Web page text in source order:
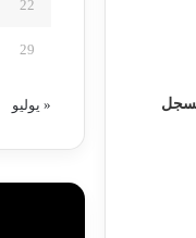
اليوم.. عيار 21 يسجل
22
29
« يوليو